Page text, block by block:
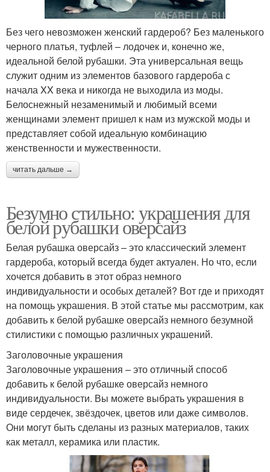
Без чего невозможен женский гардероб? Без маленького
черного платья, туфлей – лодочек и, конечно же,
идеальной белой рубашки. Эта универсальная вещь
служит одним из элементов базового гардероба с
начала XX века и никогда не выходила из моды.
Белоснежный незаменимый и любимый всеми
женщинами элемент пришел к нам из мужской моды и
представляет собой идеальную комбинацию
женственности и мужественности.
читать дальше →
Безумно стильно: украшения для
белой рубашки оверсайз
Белая рубашка оверсайз – это классический элемент
гардероба, который всегда будет актуален. Но что, если
хочется добавить в этот образ немного
индивидуальности и особых деталей? Вот где и приходят
на помощь украшения. В этой статье мы рассмотрим, как
добавить к белой рубашке оверсайз немного безумной
стилистики с помощью различных украшений.
Заголовочные украшения
Заголовочные украшения – это отличный способ
добавить к белой рубашке оверсайз немного
индивидуальности. Вы можете выбрать украшения в
виде сердечек, звёздочек, цветов или даже символов.
Они могут быть сделаны из разных материалов, таких
как металл, керамика или пластик.